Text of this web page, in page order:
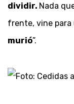
dividir. Nada
frente, vine para
murió”.